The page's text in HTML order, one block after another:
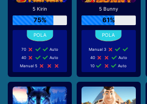
5 Kirin
75%
70
Auto
40
Auto
Manual 5
5 Bunny
61%
Manual 3
40
Auto
10
Auto